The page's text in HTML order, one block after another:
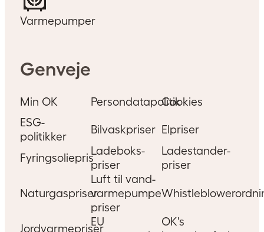
Varmepumper
Genveje
Min OK PersondatapolitikCookies
ESG-
politikker
Bilvaskpriser Elpriser
Fyringsoliepris
Ladeboks-
priser
Ladestander-
priser
Naturgaspriser
Luft til vand-
varmepumpe
priser
Jordvarmepriser
EU
OK's